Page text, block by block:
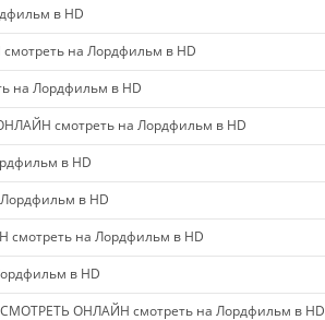
в HD
на Лордфильм в HD
на Лордфильм в HD
смотреть на Лордфильм в HD
в HD
в HD
на Лордфильм в HD
в HD
ОНЛАЙН смотреть на Лордфильм в HD